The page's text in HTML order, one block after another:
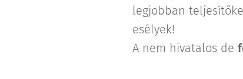
legjobban
esélyek!
A nem hivatalos de